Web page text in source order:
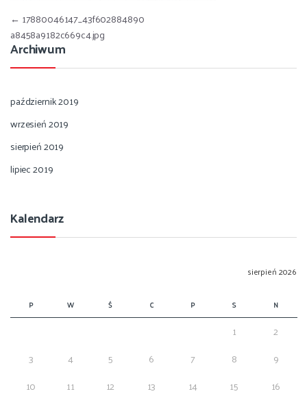
Nawigacja wpisu
← 17880046147_43f602884890
a8458a9182c669c4.jpg
Archiwum
październik 2019
wrzesień 2019
sierpień 2019
lipiec 2019
Kalendarz
sierpień 2026
P W Ś C P S N
1
2
3
4 5 6 7 8
9
10
11 12 13 14 15
16